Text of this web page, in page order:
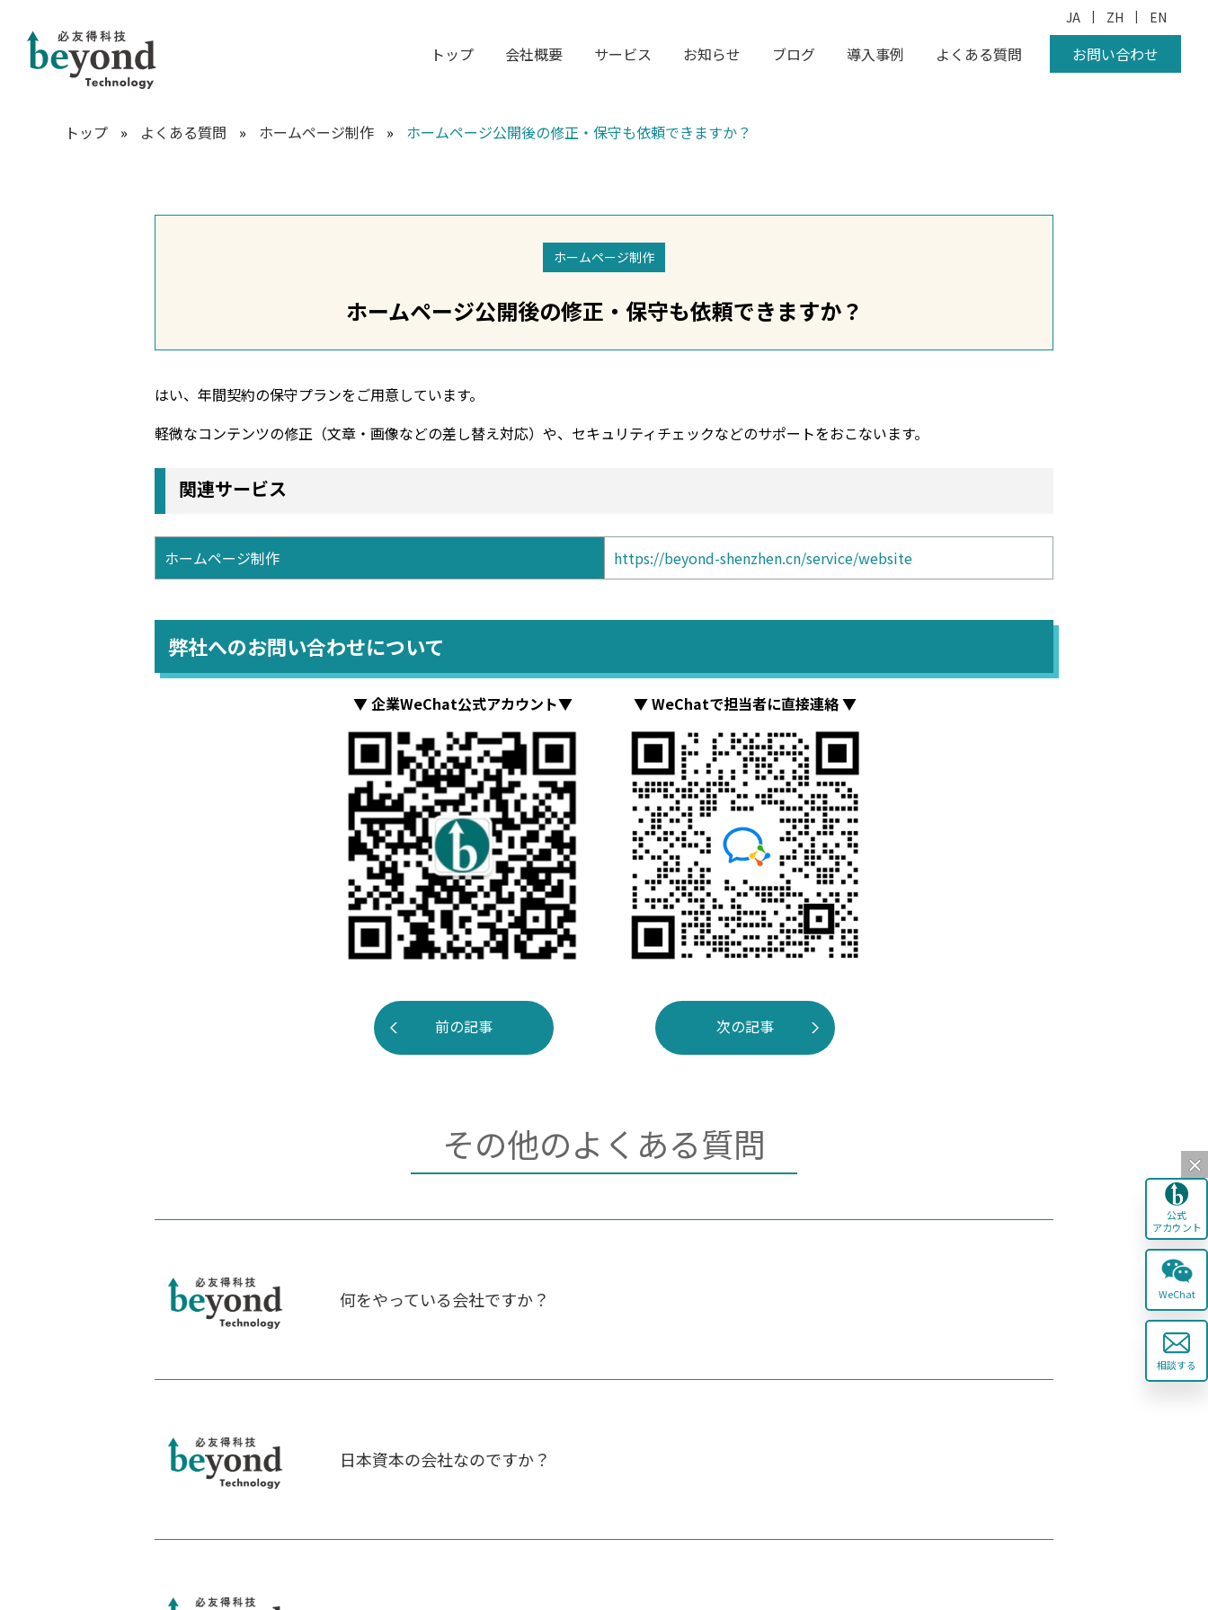
トップ 会社概要 サービス お知らせ ブログ 導入事例 よくある質問
JA | ZH | EN
お問い合わせ
トップ » よくある質問 » ホームページ制作 » ホームページ公開後の修正・保守も依頼できますか？
ホームページ制作
ホームページ公開後の修正・保守も依頼できますか？
はい、年間契約の保守プランをご用意しています。
軽微なコンテンツの修正（文章・画像などの差し替え対応）や、セキュリティチェックなどのサポートをおこないます。
関連サービス
ホームページ制作 https://beyond-shenzhen.cn/service/website
弊社へのお問い合わせについて
▼ 企業WeChat公式アカウント▼ ▼ WeChatで担当者に直接連絡 ▼
前の記事 次の記事
その他のよくある質問
何をやっている会社ですか？
日本資本の会社なのですか？
公式
アカウント
WeChat
相談する